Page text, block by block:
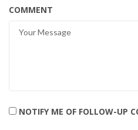
COMMENT
NOTIFY ME OF FOLLOW-UP